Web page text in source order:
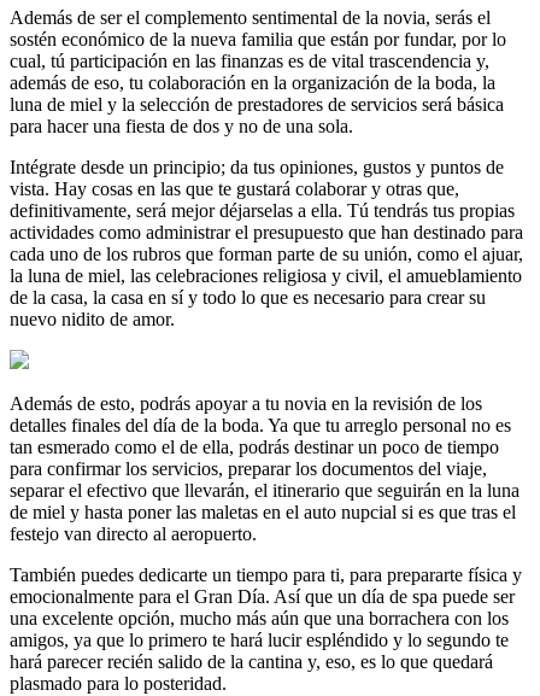
Además de ser el complemento sentimental de la novia, serás el
sostén económico de la nueva familia que están por fundar, por lo
cual, tú participación en las finanzas es de vital trascendencia y,
además de eso, tu colaboración en la organización de la boda, la
luna de miel y la selección de prestadores de servicios será básica
para hacer una fiesta de dos y no de una sola.
Intégrate desde un principio; da tus opiniones, gustos y puntos de
vista. Hay cosas en las que te gustará colaborar y otras que,
definitivamente, será mejor déjarselas a ella. Tú tendrás tus propias
actividades como administrar el presupuesto que han destinado para
cada uno de los rubros que forman parte de su unión, como el ajuar,
la luna de miel, las celebraciones religiosa y civil, el amueblamiento
de la casa, la casa en sí y todo lo que es necesario para crear su
nuevo nidito de amor.
Además de esto, podrás apoyar a tu novia en la revisión de los
detalles finales del día de la boda. Ya que tu arreglo personal no es
tan esmerado como el de ella, podrás destinar un poco de tiempo
para confirmar los servicios, preparar los documentos del viaje,
separar el efectivo que llevarán, el itinerario que seguirán en la luna
de miel y hasta poner las maletas en el auto nupcial si es que tras el
festejo van directo al aeropuerto.
También puedes dedicarte un tiempo para ti, para prepararte física y
emocionalmente para el Gran Día. Así que un día de spa puede ser
una excelente opción, mucho más aún que una borrachera con los
amigos, ya que lo primero te hará lucir espléndido y lo segundo te
hará parecer recién salido de la cantina y, eso, es lo que quedará
plasmado para lo posteridad.